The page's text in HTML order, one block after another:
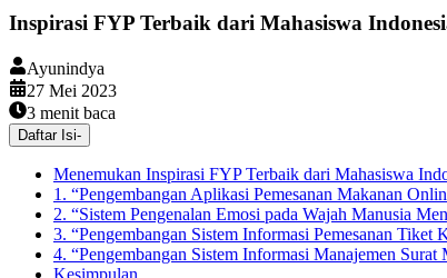
Inspirasi FYP Terbaik dari Mahasiswa
Ayunindya
27 Mei 2023
3 menit baca
Daftar Isi-
Menemukan Inspirasi FYP Terbaik dari Mahasiswa
1. “Pengembangan Aplikasi Pemesanan Makanan
2. “Sistem Pengenalan Emosi pada Wajah Manusia
3. “Pengembangan Sistem Informasi Pemesanan
4. “Pengembangan Sistem Informasi Manajemen
Kesimpulan